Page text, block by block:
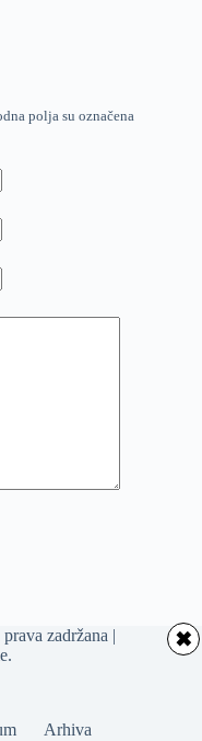
polja su označena
zadržana |
Arhiva
✖